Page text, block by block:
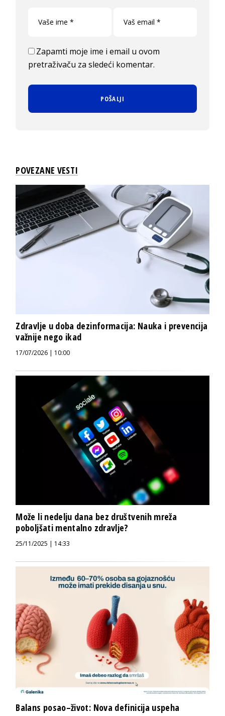
Zapamti moje ime i email u ovom
pretraživaču za sledeći komentar.
POVEZANE VESTI
Zdravlje u doba dezinformacija: Nauka i prevencija
važnije nego ikad
17/07/2026 | 10:00
Može li nedelju dana bez društvenih mreža
poboljšati mentalno zdravlje?
25/11/2025 | 14:33
Balans posao–život: Nova definicija uspeha